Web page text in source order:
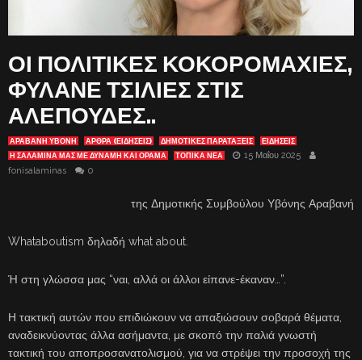
ΟΙ ΠΟΛΙΤΙΚΕΣ ΚΟΚΟΡΟΜΑΧΙΕΣ,
ΦΥΛΑΝΕ ΤΣΙΛΙΕΣ ΣΤΙΣ
ΑΛΕΠΟΥΔΕΣ..
ΑΡΑΒΑΝΗ ΥΒΟΝΗ ΑΡΘΡΑ (ΕΙΔΗΣΕΙΣ) ΔΗΜΟΤΙΚΕΣ ΠΑΡΑΤΑΞΕΙΣ
ΕΙΔΗΣΕΙΣ
Η ΣΑΛΑΜΙΝΑ ΜΑΣ ΜΕ ΔΎΝΑΜΗ ΚΑΙ ΌΡΑΜΑ
ΤΟΠΙΚΑ ΝΕΑ
15 Μαΐου 2025
fonisalaminas
0
της Δημοτικής Συμβούλου Υβόνης Αραβανή
Whataboutism δηλαδή what about.
Ή στη γλώσσα μας “ναι, αλλά οι άλλοι είπανε-έκαναν…”.
Η τακτική αυτών που επιδιώκουν να απαξιώσουν σοβαρά θέματα,
αναδεικνύοντας άλλα ασήμαντα, με σκοπό την παλιά γνωστή
τακτική του αποπροσανατολισμού, για να στρέψει την προσοχή της